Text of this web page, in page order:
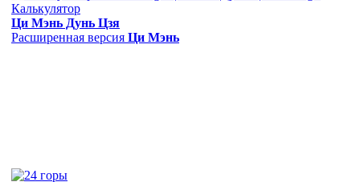
Калькулятор
Ци Мэнь Дунь Цзя
Расширенная версия Ци Мэнь